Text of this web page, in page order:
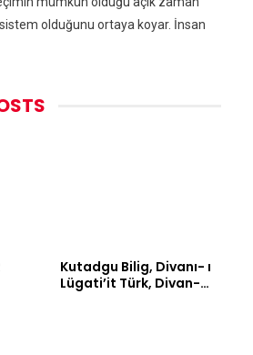
olduğunu ortaya koyar. İnsan
Kutadgu Bilig, Divanı- ı
Lügati’it Türk, Divan-…